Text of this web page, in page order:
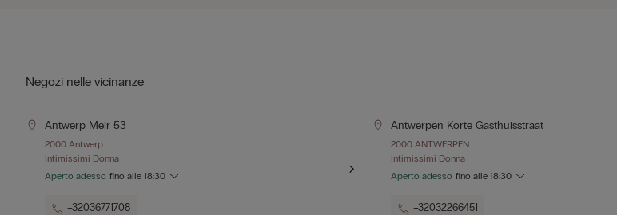
Negozi nelle vicinanze
Antwerp Meir 53
2000 Antwerp
Intimissimi Donna
Aperto adesso fino alle 18:30
+32036771708
Antwerpen Korte Gasthuisstraat
2000 ANTWERPEN
Intimissimi Donna
Aperto adesso fino alle18:30
+32032266451